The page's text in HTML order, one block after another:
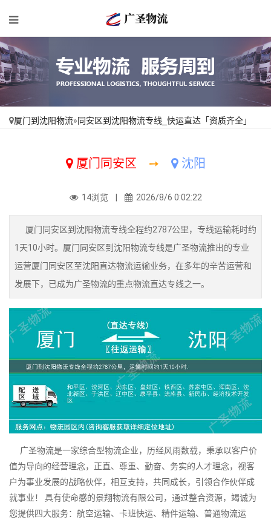
厦门到沈阳物流»同安区到沈阳物流专线_快运直达「资质齐全」
厦门同安区 ➙ 沈阳
14浏览 | 2026/8/6 0:02:22
厦门同安区到沈阳物流专线全程约2787公里，专线运输耗时约
1天10小时。厦门同安区到沈阳物流专线是广圣物流推出的专业
运营厦门同安区至沈阳直达物流运输业务，在多年的辛苦运营和
发展下，已成为广圣物流的重点物流直达专线之一。
广圣物流是一家综合型物流企业，历经风雨数载，秉承以客户价
值为导向的经营理念，正直、尊重、勤奋、务实的人才理念，视客
户为事业发展的战略伙伴，相互支持，共同成长，引领合作伙伴成
就事业！ 具有使命感的景翔物流有限公司，通过整合资源，竭诚为
您提供四大服务：航空运输、卡班快运、精件运输、普通物流运